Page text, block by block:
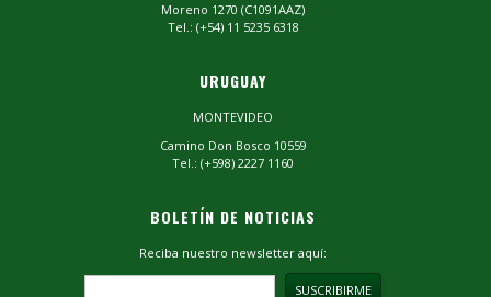
Moreno 1270 (C1091AAZ)
Tel.: (+54) 11 5235 6318
URUGUAY
MONTEVIDEO
Camino Don Bosco 10559
Tel.: (+598) 2227 1160
BOLETÍN DE NOTICIAS
Reciba nuestro newsletter aquí: